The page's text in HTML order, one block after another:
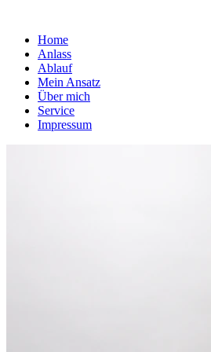
Home
Anlass
Ablauf
Mein Ansatz
Über mich
Service
Impressum